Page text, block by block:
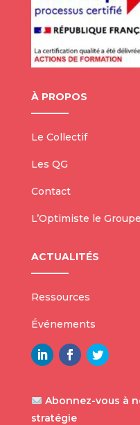
À PROPOS
Le Collectif
Les QG
Contact
L’Optimiste le Groupe
ACTUALITÉS
Ressources
Événements
Abonnez-vous à
stratégie